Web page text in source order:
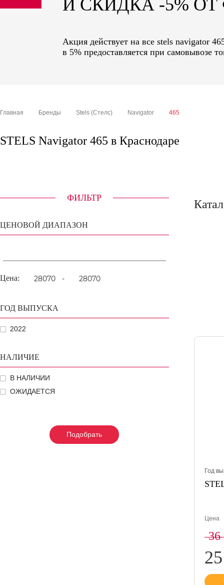
sale
И СКИДКА -5%
Акция действует на все stels navigator
в 5% предоставляется при самовывозе
Главная Бренды Stels (Стелс) Navigator 465
STELS Navigator 465 в Краснодаре
ФИЛЬТР
ЦЕНОВОЙ ДИАПАЗОН
Цена: -
ГОД ВЫПУСКА
2022
НАЛИЧИЕ
В НАЛИЧИИ
ОЖИДАЕТСЯ
Подобрать
Подобрать
Подобрать
Год
Цена